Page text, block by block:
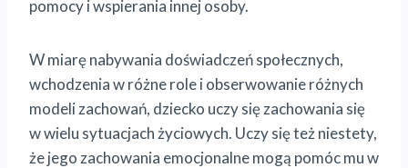
pomocy i wspierania innej osoby.
W miarę nabywania doświadczeń społecznych,
wchodzenia w różne role i obserwowanie różnych
modeli zachowań, dziecko uczy się zachowania się
w wielu sytuacjach życiowych. Uczy się też niestety,
że jego zachowania emocjonalne mogą pomóc mu w